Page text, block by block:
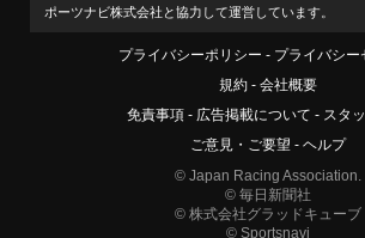
ポーツナビ株式会社と協力して運営しています。
プライバシーポリシー
プライバシー
規約
会社概要
免責事項
広告掲載について
スタ
ご意見・ご要望
ヘルプ
© Japan Racing Association.
© 毎日新聞社
© 株式会社グラッドキューブ
© Sportsnavi